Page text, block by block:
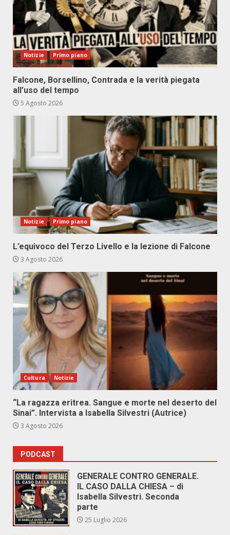
Notizie Primo piano
Falcone, Borsellino, Contrada e la verità piegata
all’uso del tempo
5 Agosto 2026
Notizie Primo piano
L’equivoco del Terzo Livello e la lezione di Falcone
3 Agosto 2026
Cultura Notizie
“La ragazza eritrea. Sangue e morte nel deserto del
Sinai”. Intervista a Isabella Silvestri (Autrice)
3 Agosto 2026
PODCAST
GENERALE CONTRO GENERALE.
IL CASO DALLA CHIESA – di
Isabella Silvestri. Seconda
parte
25 Luglio 2026